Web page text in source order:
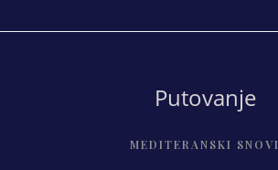
Putovanje
MEDITERANSKI SNOVI